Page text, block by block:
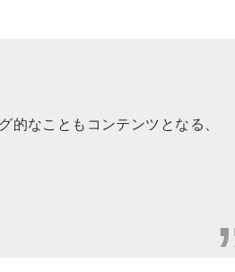
的なこともコンテンツとなる、